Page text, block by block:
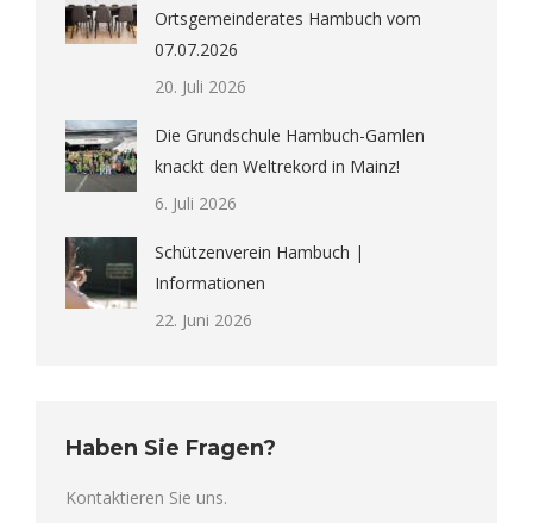
Ortsgemeinderates Hambuch vom
07.07.2026
20. Juli 2026
Die Grundschule Hambuch-Gamlen
knackt den Weltrekord in Mainz!
6. Juli 2026
Schützenverein Hambuch |
Informationen
22. Juni 2026
Haben Sie Fragen?
Kontaktieren Sie uns.